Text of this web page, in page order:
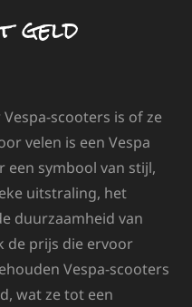
geld
scooters is of ze
velen is een Vespa
een symbool van stijl,
uitstraling, het
duurzaamheid van
de prijs die ervoor
Vespa-scooters
wat ze tot een